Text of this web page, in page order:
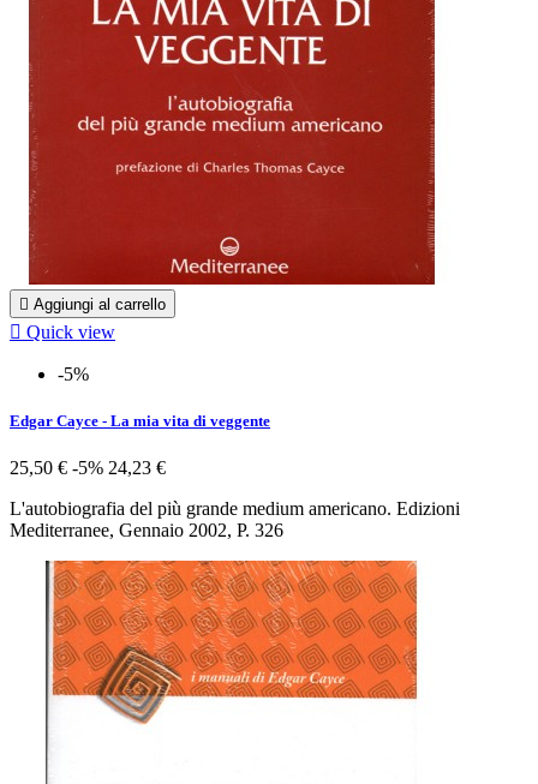
 Aggiungi al carrello
 Quick view
-5%
Edgar Cayce - La mia vita di veggente
25,50 € -5% 24,23 €
L'autobiografia del più grande medium americano. Edizioni
Mediterranee, Gennaio 2002, P. 326